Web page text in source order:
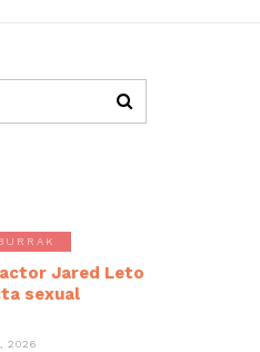
Jared Leto
sexual
2026